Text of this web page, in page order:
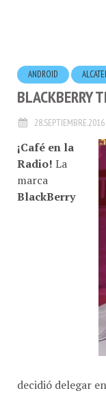
BLACKBERRY
28.SEPTIEMBRE.2016
¡Café en la
Radio!La
marca
BlackBerry
dispositivos. ¿Es